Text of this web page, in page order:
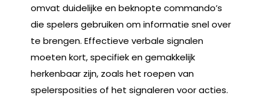
omvat duidelijke en beknopte commando’s
die spelers gebruiken om informatie snel over
te brengen. Effectieve verbale signalen
moeten kort, specifiek en gemakkelijk
herkenbaar zijn, zoals het roepen van
spelersposities of het signaleren voor acties.